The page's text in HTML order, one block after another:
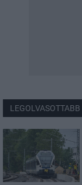
LEGOLVASOTTABB